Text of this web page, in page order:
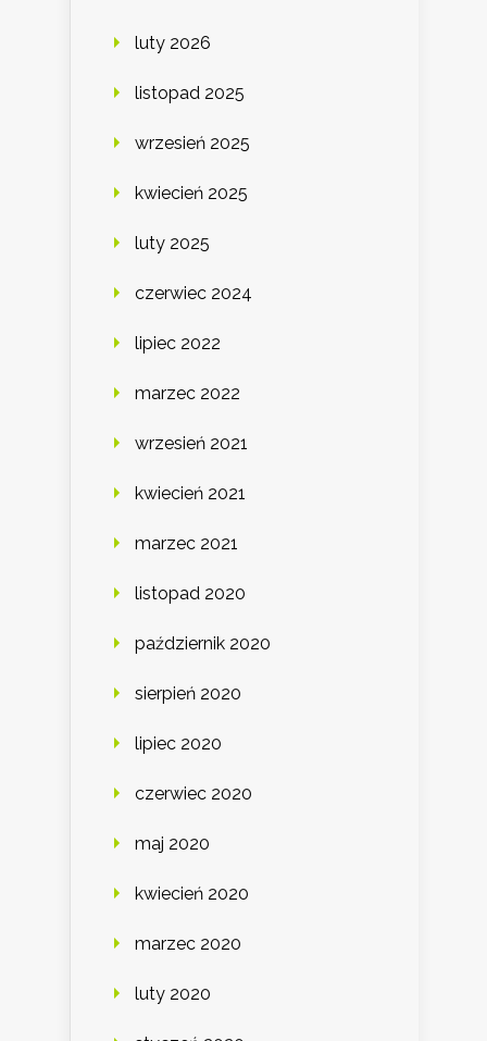
luty 2026
listopad 2025
wrzesień 2025
kwiecień 2025
luty 2025
czerwiec 2024
lipiec 2022
marzec 2022
wrzesień 2021
kwiecień 2021
marzec 2021
listopad 2020
październik 2020
sierpień 2020
lipiec 2020
czerwiec 2020
maj 2020
kwiecień 2020
marzec 2020
luty 2020